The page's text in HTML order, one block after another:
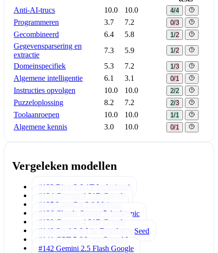
Anti-AI-trucs
10.0 10.0 4/4
Programmeren 3.7 7.2 0/3
Gecombineerd 6.4 5.8 1/2
Gegevensparsering en
extractie
7.3 5.9 1/2
Domeinspecifiek 5.3 7.2 1/3
Algemene intelligentie 6.1 3.1 0/1
Instructies opvolgen 10.0 10.0 2/2
Puzzeloplossing 8.2 7.2 2/3
Toolaanroepen 10.0 10.0 1/1
Algemene kennis 3.0 10.0 0/1
Vergeleken modellen
#132 Ring-2.6-1T Inclusionai
#134 Gemma 4 31B Google
#135 LongCat 2.0 Meituan
#136 Claude Sonnet 5 Anthropic
#139 Gemma 4 31B Google
#140 Seed-2.0-Lite Bytedance Seed
#141 GPT-5.6 Luna
OpenAI
#142 Gemini 2.5 Flash Google